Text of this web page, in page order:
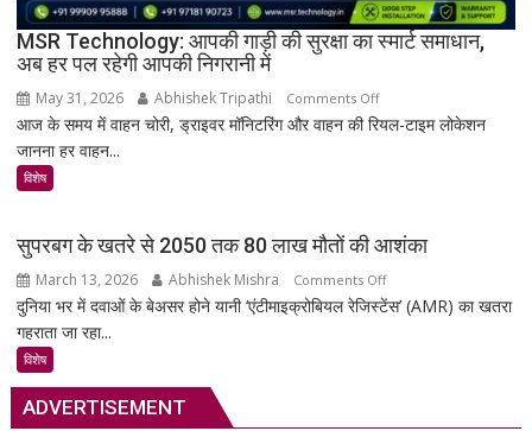
38
दुर्लभ
MSR Technology: आपकी गाड़ी की सुरक्षा का स्मार्ट समाधान,
अब हर पल रहेगी आपकी निगरानी में
May 31, 2026 Abhishek Tripathi Comments Offon
MSR
सुरक्षा
का
स्मार्ट
आज के समय में वाहन चोरी, ड्राइवर मॉनिटरिंग और वाहन की रियल-टाइम लोकेशन
जानना हर वाहन...
विशेष
सुपरबग के खतरे से 2050 तक 80 लाख मौतों की आशंका
March 13, 2026 Abhishek Mishra Comments Offon
सुपरबग
दुनिया भर में दवाओं के बेअसर होने यानी ‘एंटीमाइक्रोबियल रेजिस्टेंस’ (AMR) का खतरा
गहराता जा रहा...
विशेष
ADVERTISEMENT